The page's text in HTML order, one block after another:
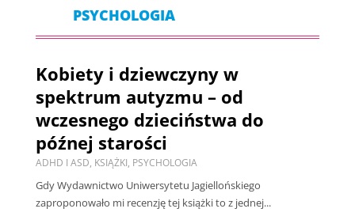
PSYCHOLOGIA
Kobiety i dziewczyny w
spektrum autyzmu – od
wczesnego dzieciństwa do
późnej starości
ADHD I ASD, KSIĄŻKI, PSYCHOLOGIA
Gdy Wydawnictwo Uniwersytetu Jagiellońskiego
zaproponowało mi recenzję tej książki to z jednej...